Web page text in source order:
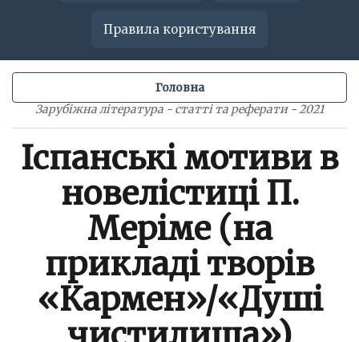
Правила користування
Зарубіжна література - статті та реферати - 2021
Головна
Іспанські мотиви в
новелістиці П.
Меріме (на
прикладі творів
«Кармен»/«Душі